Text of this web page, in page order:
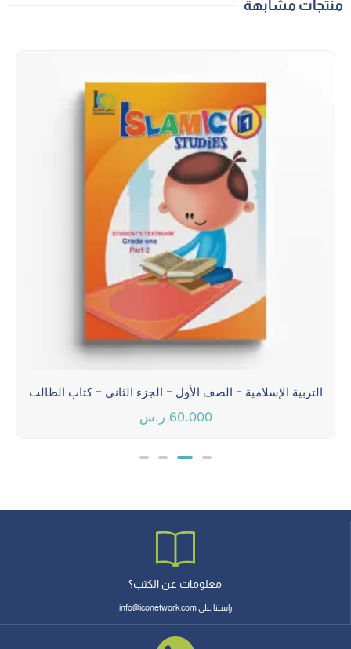
منتجات مشابهة
التربية الإسلامية - الصف الأول - الجزء الثاني - كتاب الطالب
60.000 ر.س
معلومات عن الكتب؟
راسلنا على info@iconetwork.com